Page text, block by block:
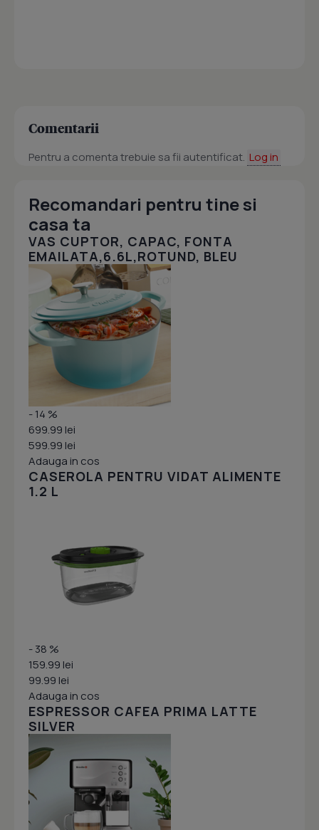
Comentarii
Pentru a comenta trebuie sa fii autentificat. Log in
Recomandari pentru tine si
casa ta
VAS CUPTOR, CAPAC, FONTA
EMAILATA,6.6L,ROTUND, BLEU
- 14 %
699.99 lei
599.99 lei
Adauga in cos
CASEROLA PENTRU VIDAT ALIMENTE
1.2 L
- 38 %
159.99 lei
99.99 lei
Adauga in cos
ESPRESSOR CAFEA PRIMA LATTE
SILVER